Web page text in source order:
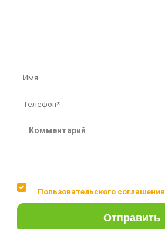
Пользовательского соглашения
Отправить